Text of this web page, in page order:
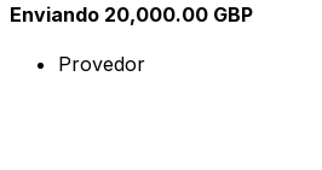
Enviando 20,000.00 GBP
Provedor